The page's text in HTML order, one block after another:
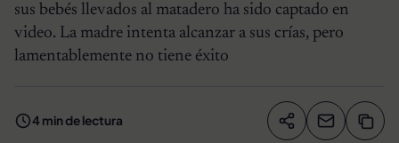
sus bebés llevados al matadero ha sido captado en
video. La madre intenta alcanzar a sus crías, pero
lamentablemente no tiene éxito
4 min de lectura Compartir